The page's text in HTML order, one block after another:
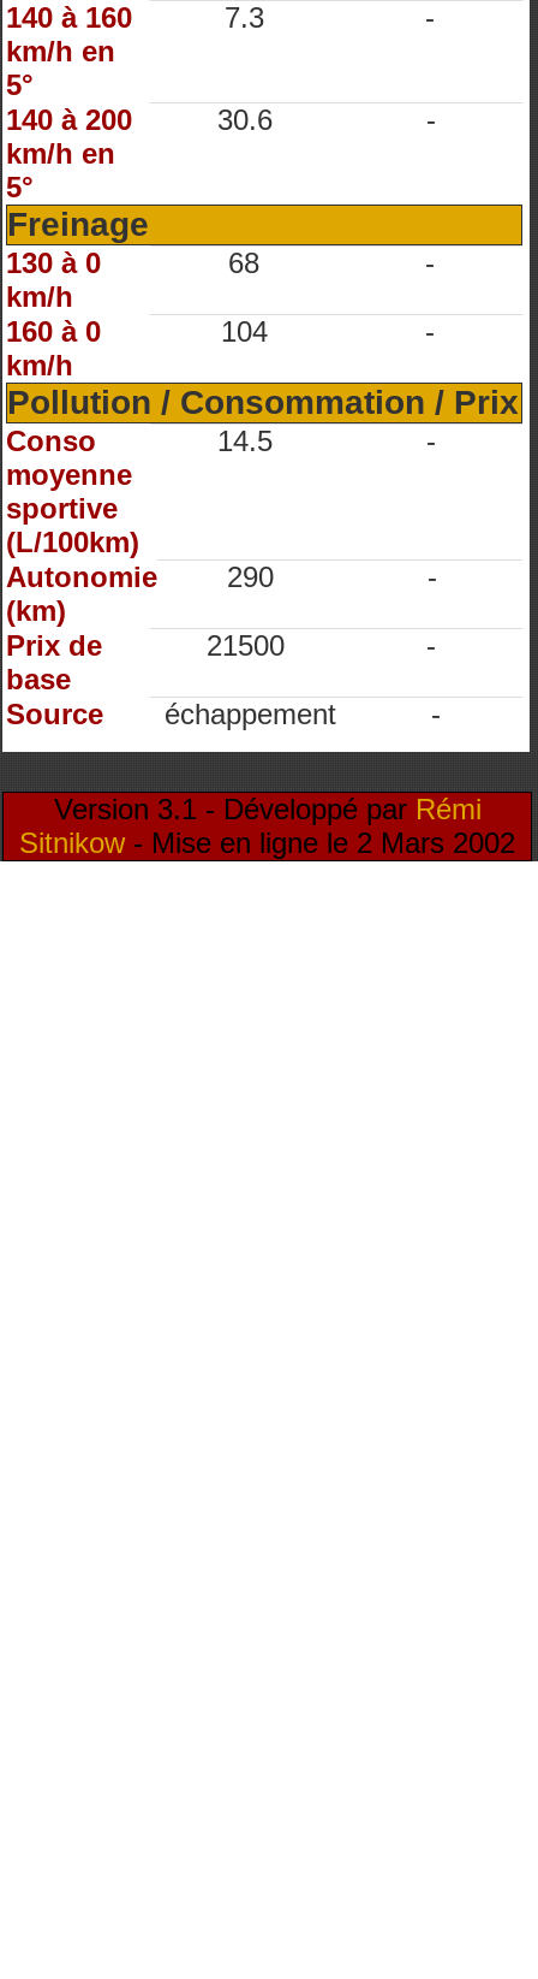
140 à 160
km/h en
5°
7.3 -
140 à 200
km/h en
5°
30.6 -
Freinage
130 à 0
km/h
68 -
160 à 0
km/h
104 -
Pollution / Consommation / Prix
Conso
moyenne
sportive
(L/100km)
14.5 -
Autonomie
(km)
290 -
Prix de
base
21500 -
Source échappement -
Version 3.1 - Développé par Rémi
Sitnikow- Mise en ligne le 2 Mars 2002